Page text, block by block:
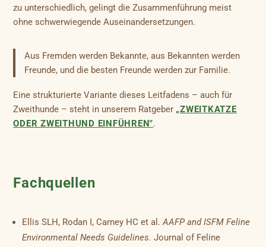
zu unterschiedlich, gelingt die Zusammenführung meist
ohne schwerwiegende Auseinandersetzungen.
Aus Fremden werden Bekannte, aus Bekannten werden
Freunde, und die besten Freunde werden zur Familie.
Eine strukturierte Variante dieses Leitfadens – auch für
Zweithunde – steht in unserem Ratgeber „ZWEITKATZE
ODER ZWEITHUND EINFÜHREN".
Fachquellen
Ellis SLH, Rodan I, Carney HC et al.AAFP and ISFM Feline
Environmental Needs Guidelines. Journal of Feline